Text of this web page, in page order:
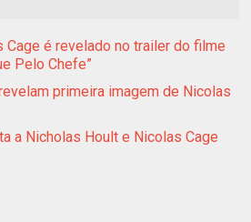
Cage é revelado no trailer do filme
Pelo Chefe”
primeira imagem de Nicolas
a Nicholas Hoult e Nicolas Cage